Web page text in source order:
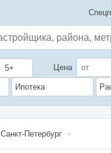
5+ Цена
Ипотека
Санкт-Петербург